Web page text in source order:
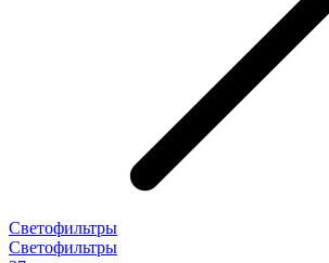
Светофильтры
Светофильтры